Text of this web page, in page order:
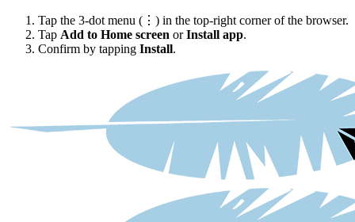
Tap the 3-dot menu (⋮) in the top-right corner of the browser.
Tap Add to Home screen orInstall app.
Confirm by tapping Install.